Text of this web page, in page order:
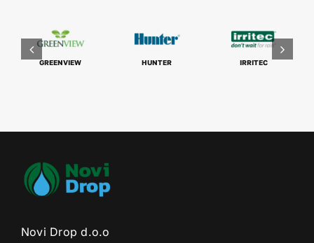
GREENVIEW HUNTER IRRITEC
Novi Drop d.o.o